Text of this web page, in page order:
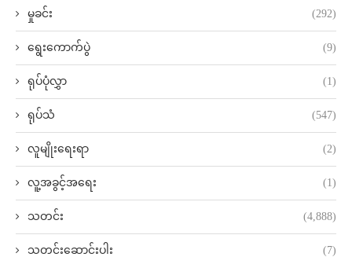
မှုခင်း (292)
ရွေးကောက်ပွဲ (9)
ရုပ်ပုံလွှာ (1)
ရုပ်သံ (547)
လူမျိုးရေးရာ (2)
လူ့အခွင့်အရေး (1)
သတင်း (4,888)
သတင်းဆောင်းပါး (7)